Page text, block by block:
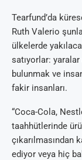
Tearfund’da
Ruth Valerio
ülkelerde
satıyorlar:
bulunmak ve
fakir insanları.
“Coca-Cola,
taahhütlerinde
çıkarılmasından
ediyor veya hiç